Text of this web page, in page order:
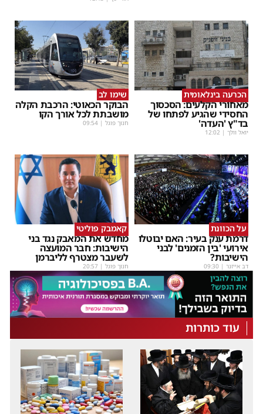
הכרעה בינלאומית
מאחורי הקלעים: הסכסוך
החסידי שהגיע לפתחו של
בד"ץ 'העדה'
יואל וולך |
12:02
שימו לב
הבוקר הכאוטי: הרכבת הקלה
מושבתת לכל אורך הקו
חנוך פוגל |
09:54
על הכוונת
דרמת ענק בעיר: האם יבוטלו
אירועי 'בין הזמנים' לבני
הישיבות?
דב אייזנר |
09:30
קאמבק פוליטי
מחדש את המאבק נגד בני
הישיבות: חבר המועצה
לשעבר מצטרף לליברמן
חנוך פוגל |
20:57
עוד כותרות